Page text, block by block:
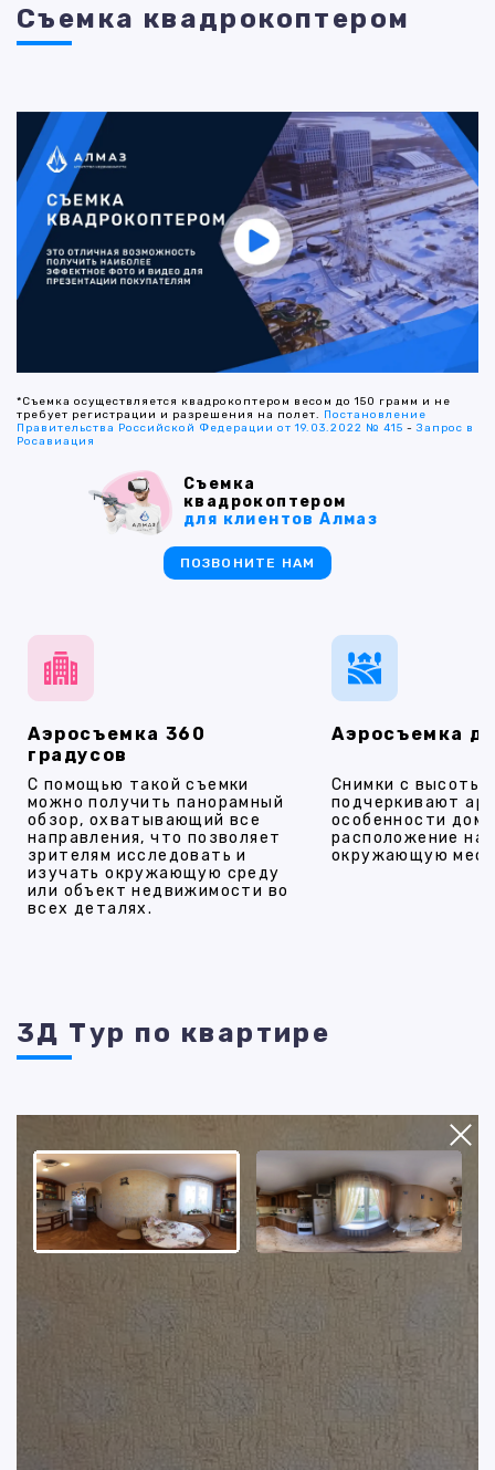
Съемка квадрокоптером
Аэросъемка 360
градусов
С помощью такой съемки
можно получить панорамный
обзор, охватывающий все
направления, что позволяет
зрителям исследовать и
изучать окружающую среду
или объект недвижимости во
всех деталях.
Аэросъемка
Снимки с высоты
подчеркивают
особенности
расположение на
окружающую
*Съемка осуществляется квадрокоптером весом до 150 грамм и не
требует регистрации и разрешения на полет. Постановление
Правительства Российской Федерации от 19.03.2022 № 415 -Запрос в
Росавиация
Съемка
квадрокоптером
для клиентов Алмаз
ПОЗВОНИТЕ НАМ
3Д Тур по квартире